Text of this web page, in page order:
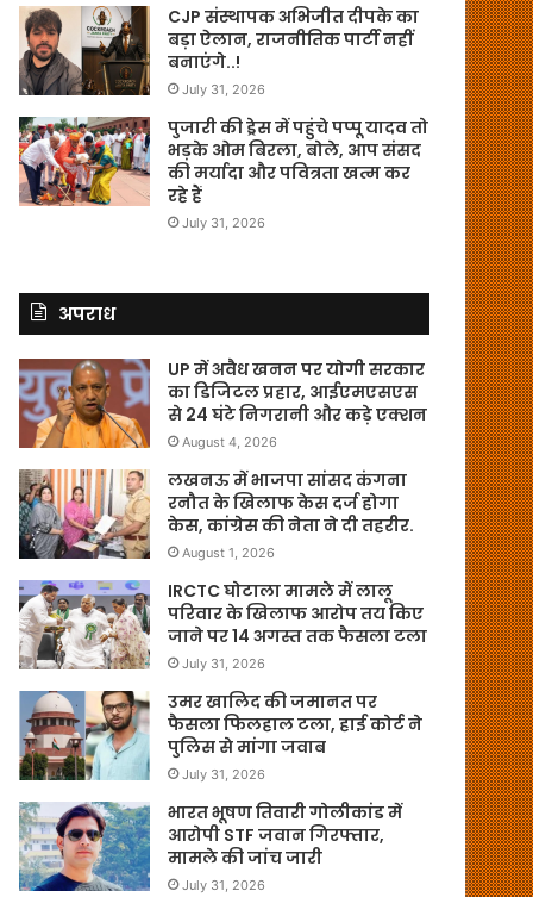
CJP संस्थापक अभिजीत दीपके का
बड़ा ऐलान, राजनीतिक पार्टी नहीं
बनाएंगे..!
July 31, 2026
पुजारी की ड्रेस में पहुंचे पप्पू यादव तो
भड़के ओम बिरला, बोले, आप संसद
की मर्यादा और पवित्रता खत्म कर
रहे हैं
July 31, 2026
अपराध
UP में अवैध खनन पर योगी सरकार
का डिजिटल प्रहार, आईएमएसएस
से 24 घंटे निगरानी और कड़े एक्शन
August 4, 2026
लखनऊ में भाजपा सांसद कंगना
रनौत के खिलाफ केस दर्ज होगा
केस, कांग्रेस की नेता ने दी तहरीर.
August 1, 2026
IRCTC घोटाला मामले में लालू
परिवार के खिलाफ आरोप तय किए
जाने पर 14 अगस्त तक फैसला टला
July 31, 2026
उमर खालिद की जमानत पर
फैसला फिलहाल टला, हाई कोर्ट ने
पुलिस से मांगा जवाब
July 31, 2026
भारत भूषण तिवारी गोलीकांड में
आरोपी STF जवान गिरफ्तार,
मामले की जांच जारी
July 31, 2026